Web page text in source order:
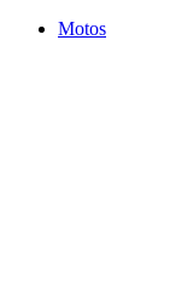
Motos